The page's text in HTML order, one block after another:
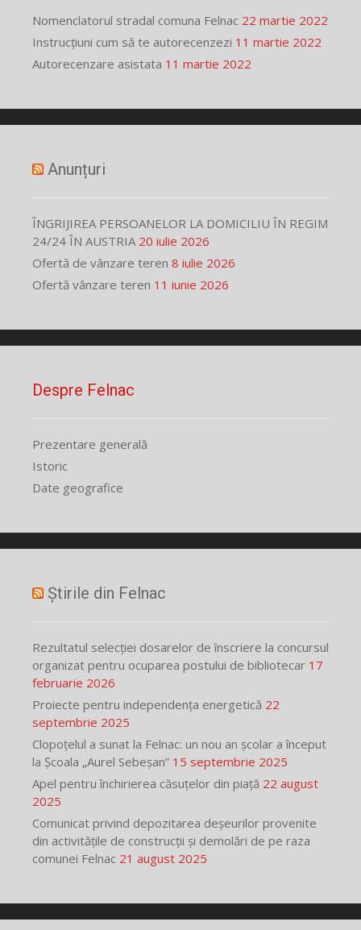
Nomenclatorul stradal comuna Felnac 22 martie 2022
Instrucțiuni cum să te autorecenzezi 11 martie 2022
Autorecenzare asistata 11 martie 2022
Anunțuri
ÎNGRIJIREA PERSOANELOR LA DOMICILIU ÎN REGIM
24/24 ÎN AUSTRIA 20 iulie 2026
Ofertă de vânzare teren 8 iulie 2026
Ofertă vânzare teren 11 iunie 2026
Despre Felnac
Prezentare generală
Istoric
Date geografice
Știrile din Felnac
Rezultatul selecției dosarelor de înscriere la concursul
organizat pentru ocuparea postului de bibliotecar 17
februarie 2026
Proiecte pentru independența energetică 22
septembrie 2025
Clopoțelul a sunat la Felnac: un nou an școlar a început
la Școala „Aurel Sebeșan” 15 septembrie 2025
Apel pentru închirierea căsuțelor din piață 22 august
2025
Comunicat privind depozitarea deșeurilor provenite
din activitățile de construcții și demolări de pe raza
comunei Felnac 21 august 2025